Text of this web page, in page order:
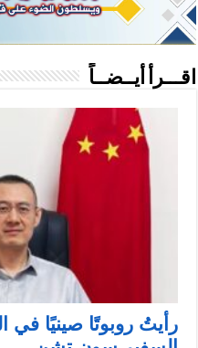
اقـــرأ أيــضــاً
رأيتُ روبوتًا صينيًا في